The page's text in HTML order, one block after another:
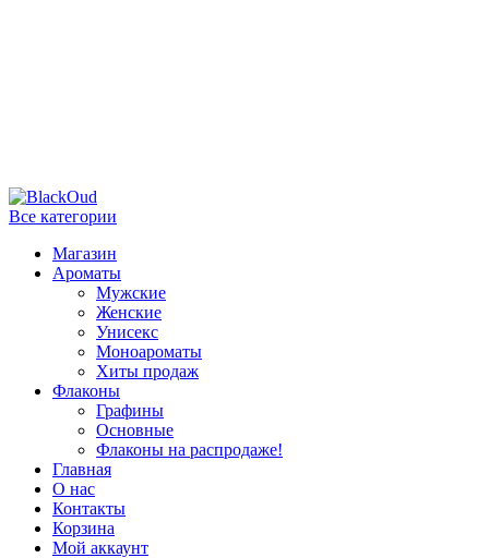
Все категории
Магазин
Ароматы
Мужские
Женские
Унисекс
Моноароматы
Хиты продаж
Флаконы
Графины
Основные
Флаконы на распродаже!
Главная
О нас
Контакты
Корзина
Мой аккаунт